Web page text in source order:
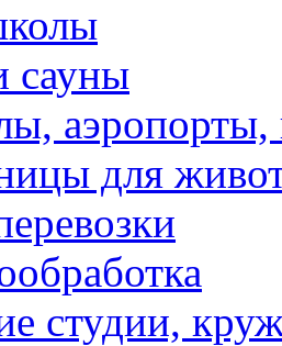
сауны
для
студии,